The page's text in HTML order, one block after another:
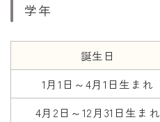
学年
誕生日
1月1日～4月1日生まれ
4月2日～12月31日生まれ